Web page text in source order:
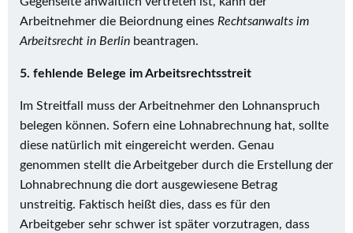
Arbeitnehmer die Beiordnung eines Rechtsanwalts im
Arbeitsrecht in Berlin beantragen.
5. fehlende Belege im Arbeitsrechtsstreit
Im Streitfall muss der Arbeitnehmer den Lohnanspruch
belegen können. Sofern eine Lohnabrechnung hat, sollte
diese natürlich mit eingereicht werden. Genau
genommen stellt die Arbeitgeber durch die Erstellung der
Lohnabrechnung die dort ausgewiesene Betrag
unstreitig. Faktisch heißt dies, dass es für den
Arbeitgeber sehr schwer ist später vorzutragen, dass